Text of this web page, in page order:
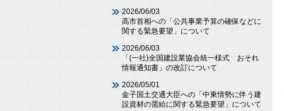
2026/06/03
高市首相への「公共事業予算の確保などに
関する緊急要望」について
2026/06/03
「(一社)全国建設業協会統一様式 おそれ
情報通知書」の改訂について
2026/05/01
金子国土交通大臣への「中東情勢に伴う建
設資材の需給に関する緊急要望」について